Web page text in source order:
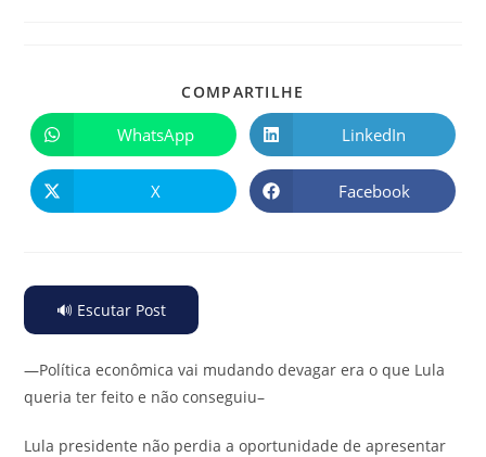
COMPARTILHE
WhatsApp LinkedIn
X Facebook
🔊 Escutar Post
—Política econômica vai mudando devagar era o que Lula
queria ter feito e não conseguiu–
Lula presidente não perdia a oportunidade de apresentar